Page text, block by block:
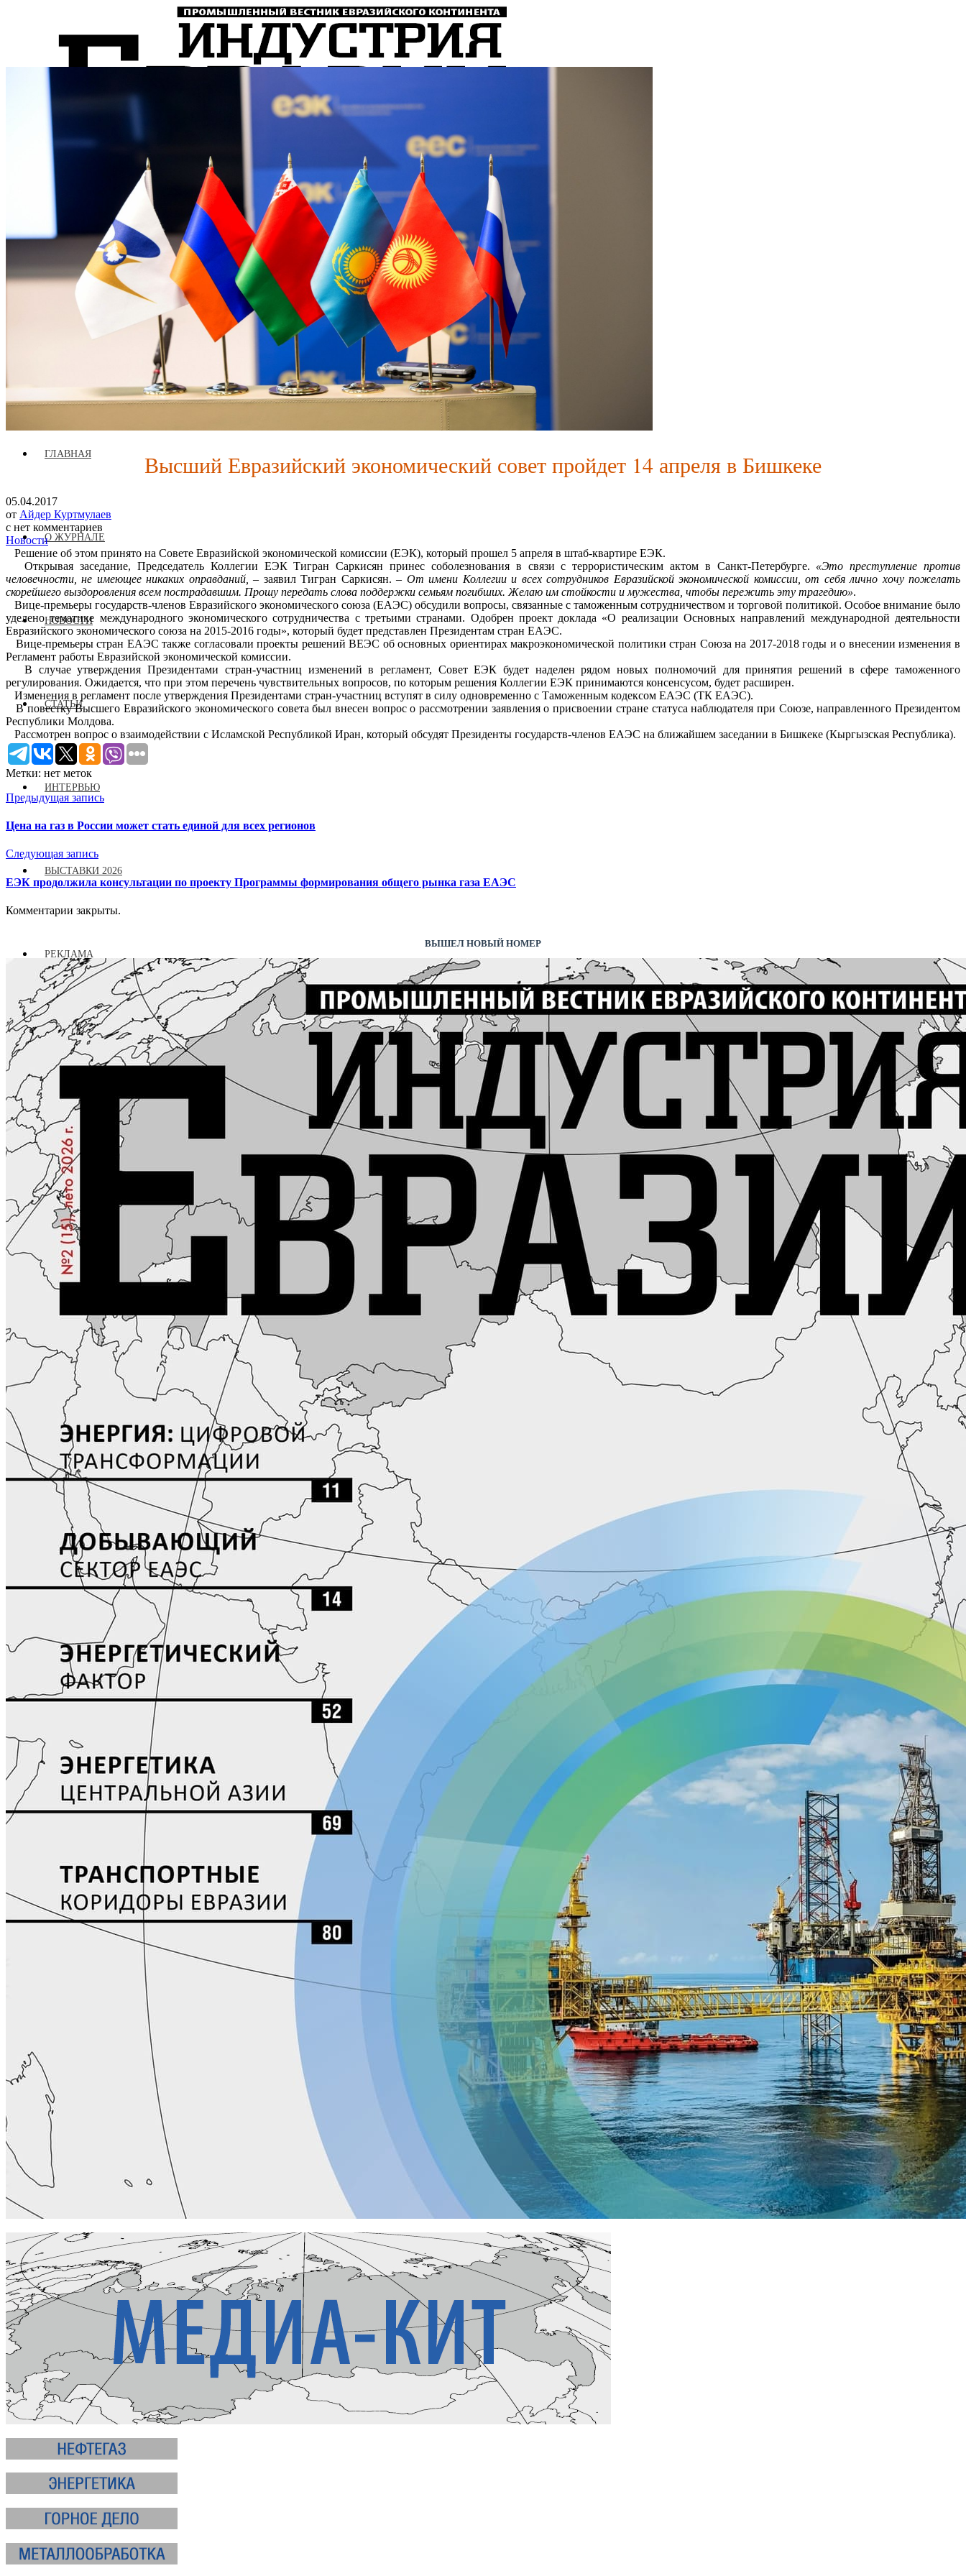
ГЛАВНАЯ
О ЖУРНАЛЕ
НОВОСТИ
СТАТЬИ
ИНТЕРВЬЮ
ВЫСТАВКИ 2026
РЕКЛАМА
КОНТАКТЫ
Высший Евразийский экономический совет пройдет 14 апреля в Бишкеке
05.04.2017
от Айдер Куртмулаев
с нет комментариев
Новости
Решение об этом принято на Совете Евразийской экономической комиссии (ЕЭК), который прошел 5 апреля в штаб-квартире ЕЭК.
Открывая заседание, Председатель Коллегии ЕЭК Тигран Саркисян принес соболезнования в связи с террористическим актом в Санкт-Петербурге. «Это преступление против
человечности, не имеющее никаких оправданий, – заявил Тигран Саркисян. – От имени Коллегии и всех сотрудников Евразийской экономической комиссии, от себя лично хочу пожелать
скорейшего выздоровления всем пострадавшим. Прошу передать слова поддержки семьям погибших. Желаю им стойкости и мужества, чтобы пережить эту трагедию».
Вице-премьеры государств-членов Евразийского экономического союза (ЕАЭС) обсудили вопросы, связанные с таможенным сотрудничеством и торговой политикой. Особое внимание было
уделено тематике международного экономического сотрудничества с третьими странами. Одобрен проект доклада «О реализации Основных направлений международной деятельности
Евразийского экономического союза на 2015-2016 годы», который будет представлен Президентам стран ЕАЭС.
Вице-премьеры стран ЕАЭС также согласовали проекты решений ВЕЭС об основных ориентирах макроэкономической политики стран Союза на 2017-2018 годы и о внесении изменения в
Регламент работы Евразийской экономической комиссии.
В случае утверждения Президентами стран-участниц изменений в регламент, Совет ЕЭК будет наделен рядом новых полномочий для принятия решений в сфере таможенного
регулирования. Ожидается, что при этом перечень чувствительных вопросов, по которым решения Коллегии ЕЭК принимаются консенсусом, будет расширен.
Изменения в регламент после утверждения Президентами стран-участниц вступят в силу одновременно с Таможенным кодексом ЕАЭС (ТК ЕАЭС).
В повестку Высшего Евразийского экономического совета был внесен вопрос о рассмотрении заявления о присвоении стране статуса наблюдателя при Союзе, направленного Президентом
Республики Молдова.
Рассмотрен вопрос о взаимодействии с Исламской Республикой Иран, который обсудят Президенты государств-членов ЕАЭС на ближайшем заседании в Бишкеке (Кыргызская Республика).
Метки: нет меток
Предыдущая запись
Цена на газ в России может стать единой для всех регионов
Следующая запись
ЕЭК продолжила консультации по проекту Программы формирования общего рынка газа ЕАЭС
Комментарии закрыты.
ВЫШЕЛ НОВЫЙ НОМЕР